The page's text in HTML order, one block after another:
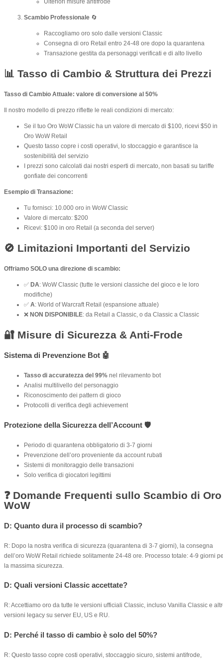
Scambio Professionale 🔄
Raccogliamo oro solo dalle versioni Classic
Consegna di oro Retail entro 24-48 ore dopo la quarantena
Transazione gestita da personaggi verificati e di alto livello
📊 Tasso di Cambio & Struttura dei Prezzi
Tasso di Cambio Attuale: valore di conversione al 50%
Il nostro modello di prezzo riflette le reali condizioni di mercato:
Se il tuo Oro WoW Classic ha un valore di mercato di $100, ricevi $50 in
Oro WoW Retail
Questo tasso copre i costi operativi, lo stoccaggio e garantisce la
sostenibilità del servizio
I prezzi sono calcolati dai nostri esperti di mercato, non basati su tariffe
gonfiate dei concorrenti
Esempio di Transazione:
Tu fornisci: 10.000 oro in WoW Classic
Valore di mercato: $200
Ricevi: $100 in oro Retail (a seconda del server)
🚫 Limitazioni Importanti del Servizio
Offriamo SOLO una direzione di scambio:
✅ DA: WoW Classic (tutte le versioni classiche del gioco e le loro
modifiche)
✅ A: World of Warcraft Retail (espansione attuale)
❌ NON DISPONIBILE: da Retail a Classic, o da Classic a Classic
🔐 Misure di Sicurezza & Anti-Frode
Sistema di Prevenzione Bot 🤖
Tasso di accuratezza del 99% nel rilevamento bot
Analisi multilivello del personaggio
Riconoscimento dei pattern di gioco
Protocolli di verifica degli achievement
Protezione della Sicurezza dell’Account 🛡️
Periodo di quarantena obbligatorio di 3-7 giorni
Prevenzione dell’oro proveniente da account rubati
Sistemi di monitoraggio delle transazioni
Solo verifica di giocatori legittimi
❓ Domande Frequenti sullo Scambio di Oro
WoW
D: Quanto dura il processo di scambio?
R: Dopo la nostra verifica di sicurezza (quarantena di 3-7 giorni), la consegna
dell’oro WoW Retail richiede solitamente 24-48 ore. Processo totale: 4-9 giorni
la massima sicurezza.
D: Quali versioni Classic accettate?
R: Accettiamo oro da tutte le versioni ufficiali Classic, incluso Vanilla Classic e
versioni legacy su server EU, US e RU.
D: Perché il tasso di cambio è solo del 50%?
R: Questo tasso copre costi operativi, stoccaggio sicuro, sistemi antifrode,